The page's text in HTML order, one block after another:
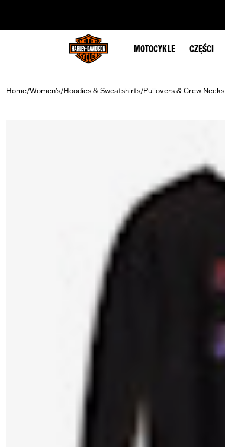
MOTOCYKLE CZĘŚCI
Home/Women's/Hoodies & Sweatshirts/Pullovers & Crew Necks